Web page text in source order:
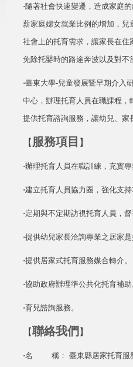
‧隨著社會快速變遷，造成家庭
薪家庭婦女就業比例的增加，兒
社會上的托育需求，讓家長在住
免除托嬰時的路途奔波以及對不
‧臺東大學-兒童發展暨早期介入
中心，辦理托育人員在職課程
提供托育諮詢服務，讓幼兒、家
【 服務項目 】
‧辦理托育人員在職訓練，充實專
‧建立托育人員協力圈，強化支
‧定期與不定期訪視托育人員，督
‧提供幼兒家長洽詢專業之居家是
‧提供居家式托育服務媒合轉介。
‧協助政府辦理準公共化托育補助
‧育兒諮詢服務。
【聯絡我們 】
‧名 稱： 臺東縣居家托育服